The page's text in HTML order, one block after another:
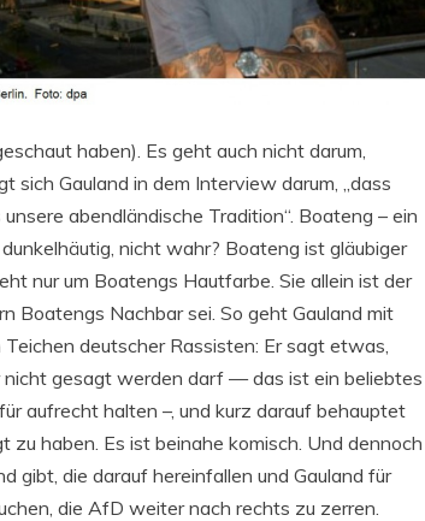
haben). Es geht auch nicht darum,
sich Gauland in dem Interview darum, „dass
abendländische Tradition“. Boateng – ein
nicht wahr? Boateng ist gläubiger
nur um Boatengs Hautfarbe. Sie allein ist der
Boatengs Nachbar sei. So geht Gauland mit
deutscher Rassisten: Er sagt etwas,
nicht gesagt werden darf — das ist ein beliebtes
aufrecht halten –, und kurz darauf behauptet
haben. Es ist beinahe komisch. Und dennoch
gibt, die darauf hereinfallen und Gauland für
die AfD weiter nach rechts zu zerren.